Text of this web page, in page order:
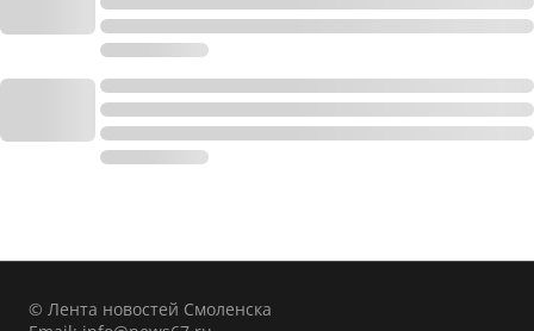
© Лента новостей Смоленска